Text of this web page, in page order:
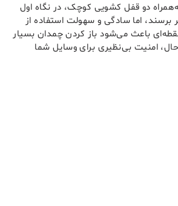
دو قفل کشویی کوچک، در نگاه اول
اما سادگی و سهولت استفاده از
باعث می‌شود باز کردن چمدان بسیار
امنیت بی‌نظیری برای وسایل شما